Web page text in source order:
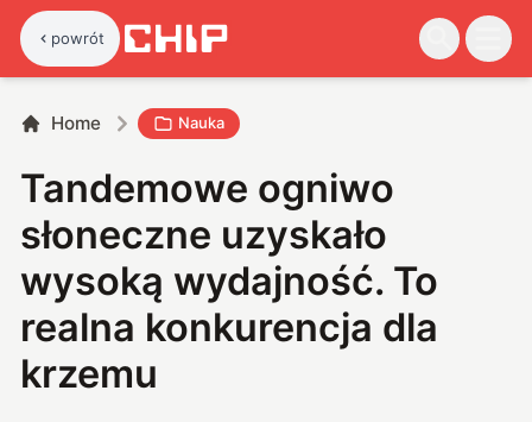
powrót
Home Nauka
Tandemowe ogniwo
słoneczne uzyskało
wysoką wydajność. To
realna konkurencja dla
krzemu